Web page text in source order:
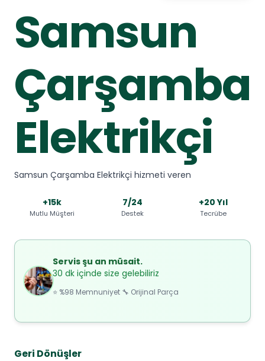
Samsun
Çarşamba
Elektrikçi
Samsun Çarşamba Elektrikçi hizmeti veren
+15k
Mutlu Müşteri
7/24
Destek
+20 Yıl
Tecrübe
Servis şu an müsait.
30 dk içinde size gelebiliriz
⭐ %98 Memnuniyet 🔧 Orijinal Parça
Geri Dönüşler